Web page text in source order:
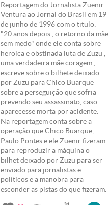
Reportagem do Jornalista Zuenir
Ventura ao Jornal do Brasil em 19
de junho de 1996 com o titulo:
"20 anos depois , o retorno da mãe
sem medo" onde ele conta sobre
heroica e obstinada luta de Zuzu ,
uma verdadeira mãe coragem ,
escreve sobre o bilhete deixado
por Zuzu para Chico Buarque
sobre a perseguição que sofria
prevendo seu assassinato, caso
aparecesse morta por acidente.
Na reportagem conta sobre a
operação que Chico Buarque,
Paulo Pontes e ele Zuenir fizeram
para reproduzir a máquina o
bilhet deixado por Zuzu para ser
enviado para jornalistas e
políticos e a manobra para
esconder as pistas do que fizeram.